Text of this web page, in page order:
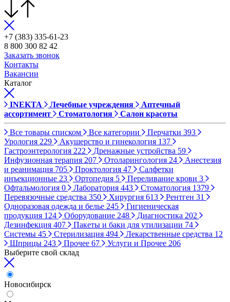
+7 (383) 335-61-23
8 800 300 82 42
Заказать звонок
Контакты
Вакансии
Каталог
INEKTA Лечебные учреждения
Аптечный
ассортимент
Стоматология Салон красоты
Все товары списком Все категории Перчатки 393
Урология 229 Акушерство и гинекология 137
Гастроэнтерология 222 Дренажные устройства 59
Инфузионная терапия 207 Отоларингология 24
Анестезия
и реанимация 705 Проктология 47
Салфетки
инъекционные 23 Ортопедия 5 Переливание крови 3
Офтальмология 0 Лаборатория 443 Стоматология 1379
Перевязочные средства 350 Хирургия 613 Рентген 31
Одноразовая одежда и белье 245
Гигиеническая
продукция 124 Оборудование 248 Диагностика 202
Дезинфекция 407 Пакеты и баки для утилизации 74
Системы 45 Стерилизация 494 Лекарственные средства 12
Шприцы 243 Прочее 67 Услуги и Прочее 206
Выберите свой склад
Новосибирск